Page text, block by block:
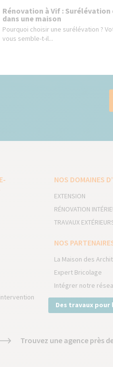
Rénovation à Vif :
dans une maison
Pourquoi choisir une surélévation ?
vous semble-t-il...
NOS DOMAINES
EXTENSION
RÉNOVATION
TRAVAUX
NOS
La Maison des
Expert Bricolage
Intégrer notre
Des travaux pour
Trouvez une agence près